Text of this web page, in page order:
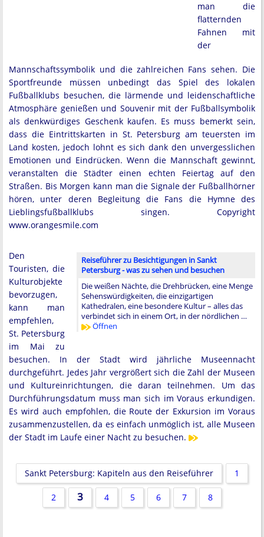
man die
flatternden
Fahnen mit
der
Mannschaftssymbolik und die zahlreichen Fans sehen. Die
Sportfreunde müssen unbedingt das Spiel des lokalen
Fußballklubs besuchen, die lärmende und leidenschaftliche
Atmosphäre genießen und Souvenir mit der Fußballsymbolik
als denkwürdiges Geschenk kaufen. Es muss bemerkt sein,
dass die Eintrittskarten in St. Petersburg am teuersten im
Land kosten, jedoch lohnt es sich dank den unvergesslichen
Emotionen und Eindrücken. Wenn die Mannschaft gewinnt,
veranstalten die Städter einen echten Feiertag auf den
Straßen. Bis Morgen kann man die Signale der Fußballhörner
hören, unter deren Begleitung die Fans die Hymne des
Lieblingsfußballklubs singen. Copyright
www.orangesmile.com
Reiseführer zu Besichtigungen in Sankt
Petersburg - was zu sehen und besuchen
Die weißen Nächte, die Drehbrücken, eine Menge
Sehenswürdigkeiten, die einzigartigen
Kathedralen, eine besondere Kultur – alles das
verbindet sich in einem Ort, in der nördlichen …
Öffnen
Den
Touristen, die
Kulturobjekte
bevorzugen,
kann man
empfehlen,
St. Petersburg
im Mai zu
besuchen. In der Stadt wird jährliche Museennacht
durchgeführt. Jedes Jahr vergrößert sich die Zahl der Museen
und Kultureinrichtungen, die daran teilnehmen. Um das
Durchführungsdatum muss man sich im Voraus erkundigen.
Es wird auch empfohlen, die Route der Exkursion im Voraus
zusammenzustellen, da es einfach unmöglich ist, alle Museen
der Stadt im Laufe einer Nacht zu besuchen.
Sankt Petersburg: Kapiteln aus den Reiseführer 1
2 3 4 5 6 7 8